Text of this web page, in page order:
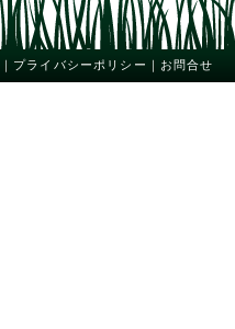
｜ プライバシーポリシー ｜ お問合せ